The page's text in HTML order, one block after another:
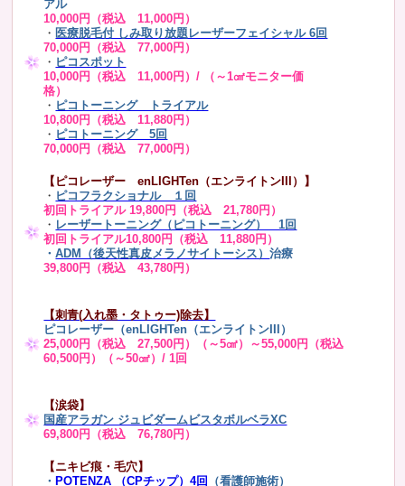
アル
10,000円（税込 11,000円）
・ 医療脱毛付 しみ取り放題レーザーフェイシャル 6回
70,000円（税込 77,000円）
・ ピコスポット
10,000円（税込 11,000円）/ （～1㎠モニター価
格）
・ ピコトーニング トライアル
10,800円（税込 11,880円）
・ ピコトーニング 5回
70,000円（税込 77,000円）
【ピコレーザー enLIGHTen（エンライトンIII）】
・ ピコフラクショナル １回
初回トライアル 19,800円（税込 21,780円）
・ レーザートーニング（ピコトーニング） 1回
初回トライアル10,800円（税込 11,880円）
・ADM（後天性真皮メラノサイトーシス）治療
39,800円（税込 43,780円）
【刺青(入れ墨・タトゥー)除去】
ピコレーザー（enLIGHTen（エンライトンIII）
25,000円（税込 27,500円）（～5㎠）～55,000円（税込
60,500円）（～50㎠）/ 1回
【涙袋】
国産アラガン ジュビダームビスタボルベラXC
69,800円（税込 76,780円）
【ニキビ痕・毛穴】
・ POTENZA （CPチップ）4回 （看護師施術）